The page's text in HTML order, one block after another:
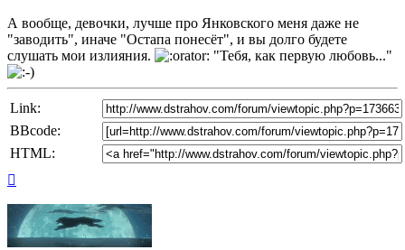
А вообще, девочки, лучше про Янковского меня даже не
"заводить", иначе "Остапа понесёт", и вы долго будете
слушать мои излияния.
"Тебя, как первую любовь..."
Link:
BBcode:
HTML: